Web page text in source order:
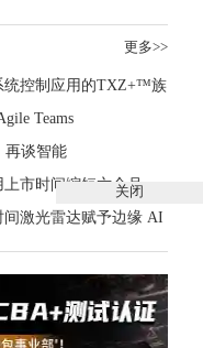
更多>>
统控制应用的TXZ+™族
Teams
再谈智能
市时间缩短六个月，
激光雷达赋予边缘 AI
关闭